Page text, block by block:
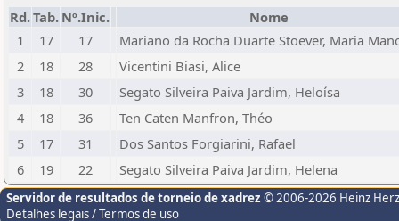
Rd.Tab. Nº.Inic.
Nome
1
17 17
Mariano da Rocha Duarte Stoever, Maria
2
18 28
Vicentini Biasi, Alice
3
18 30
Segato Silveira Paiva Jardim, Heloísa
4
18 36
Ten Caten Manfron, Théo
5
17 31
Dos Santos Forgiarini, Rafael
6
19 22 Segato Silveira Paiva Jardim, Helena
Servidor de resultados de torneio de xadrez © 2006-2026 Heinz
Detalhes legais / Termos de uso